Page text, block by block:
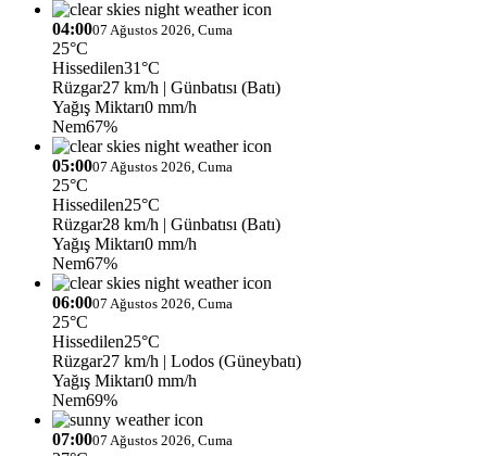
04:0007 Ağustos 2026, Cuma
25°C
Hissedilen31°C
Rüzgar27 km/h | Günbatısı (Batı)
Yağış Miktarı0 mm/h
Nem67%
05:0007 Ağustos 2026, Cuma
25°C
Hissedilen25°C
Rüzgar28 km/h | Günbatısı (Batı)
Yağış Miktarı0 mm/h
Nem67%
06:0007 Ağustos 2026, Cuma
25°C
Hissedilen25°C
Rüzgar27 km/h | Lodos (Güneybatı)
Yağış Miktarı0 mm/h
Nem69%
07:0007 Ağustos 2026, Cuma